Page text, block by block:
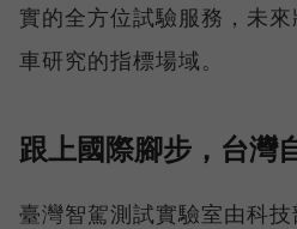
實的全方位試驗服務，未
車研究的指標場域。
跟上國際腳步，台灣
臺灣智駕測試實驗室由科